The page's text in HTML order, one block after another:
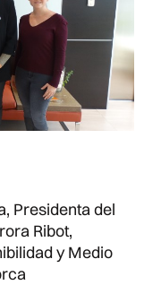
Presidenta del
Ribot,
y Medio